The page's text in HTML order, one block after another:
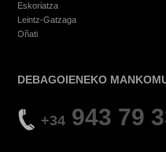
Eskoriatza
Leintz-Gatzaga
Oñati
DEBAGOIENEKO
+34 943 79